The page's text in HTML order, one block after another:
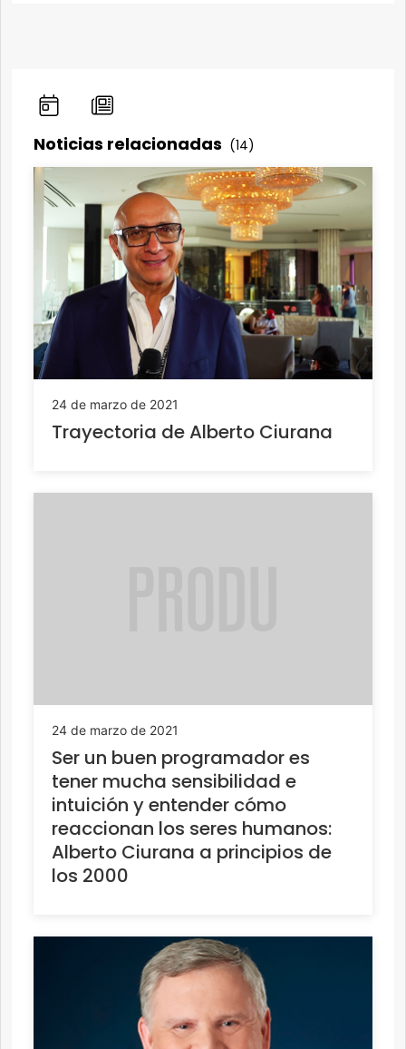
Noticias relacionadas (14)
24 de marzo de 2021
Trayectoria de Alberto Ciurana
24 de marzo de 2021
Ser un buen programador es
tener mucha sensibilidad e
intuición y entender cómo
reaccionan los seres humanos:
Alberto Ciurana a principios de
los 2000